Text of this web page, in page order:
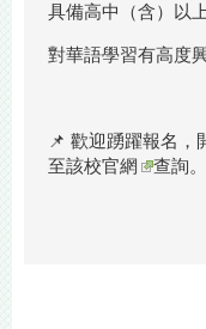
具備高中（含）以
對華語學習有高度
📌 歡迎踴躍報名，
至該校官網 查詢。